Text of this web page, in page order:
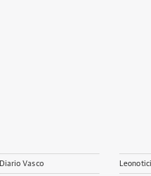
Diario Vasco